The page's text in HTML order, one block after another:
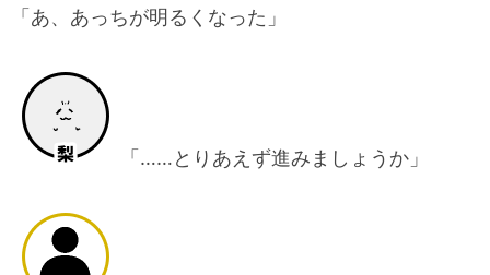
「あ、あっちが明るくなった」
「……とりあえず進みましょうか」